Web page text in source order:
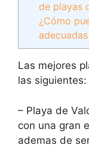
de playas
¿Cómo
Las mejores
las siguientes:
– Playa de
con una gran
ademas de